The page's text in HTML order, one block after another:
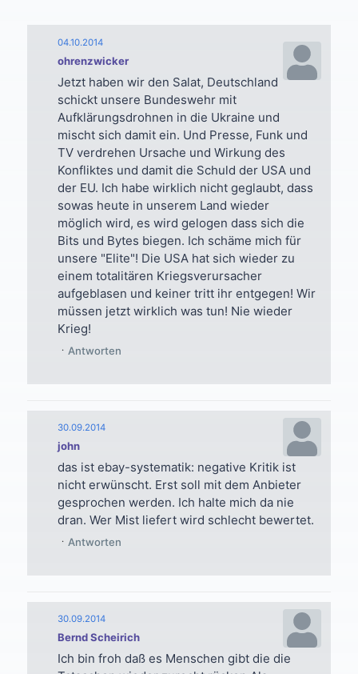
ohrenzwicker
04.10.2014
Jetzt haben wir den Salat, Deutschland
schickt unsere Bundeswehr mit
Aufklärungsdrohnen in die Ukraine und
mischt sich damit ein. Und Presse, Funk und
TV verdrehen Ursache und Wirkung des
Konfliktes und damit die Schuld der USA und
der EU. Ich habe wirklich nicht geglaubt, dass
sowas heute in unserem Land wieder
möglich wird, es wird gelogen dass sich die
Bits und Bytes biegen. Ich schäme mich für
unsere "Elite"! Die USA hat sich wieder zu
einem totalitären Kriegsverursacher
aufgeblasen und keiner tritt ihr entgegen! Wir
müssen jetzt wirklich was tun! Nie wieder
Krieg!
Antworten
john
30.09.2014
das ist ebay-systematik: negative Kritik ist
nicht erwünscht. Erst soll mit dem Anbieter
gesprochen werden. Ich halte mich da nie
dran. Wer Mist liefert wird schlecht bewertet.
Antworten
Bernd Scheirich
30.09.2014
Ich bin froh daß es Menschen gibt die die